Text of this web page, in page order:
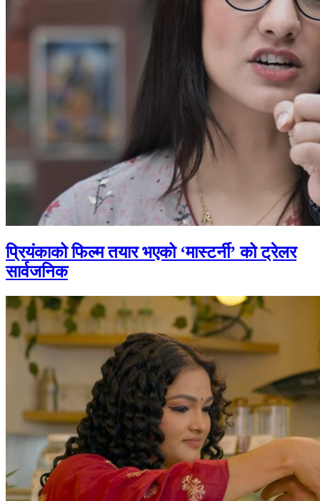
प्रियंकाको फिल्म तयार भएको ‘मास्टर्नी’ को ट्रेलर
सार्वजनिक